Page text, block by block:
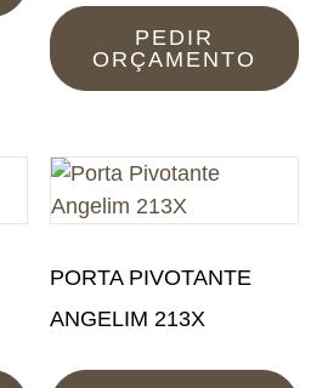
PEDIR
ORÇAMENTO
PORTA PIVOTANTE
ANGELIM 213X